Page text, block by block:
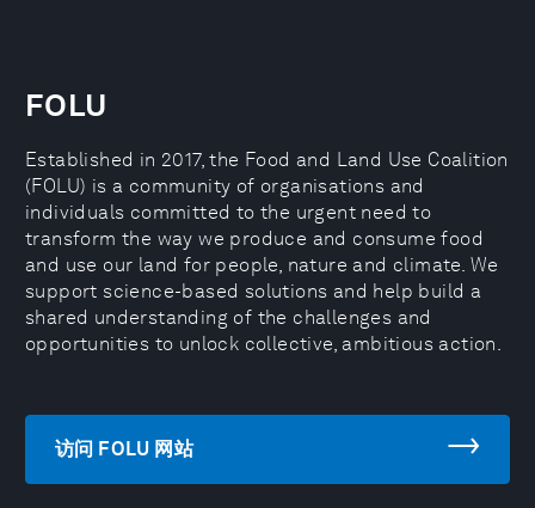
FOLU
Established in 2017, the Food and Land Use Coalition
(FOLU) is a community of organisations and
individuals committed to the urgent need to
transform the way we produce and consume food
and use our land for people, nature and climate. We
support science-based solutions and help build a
shared understanding of the challenges and
opportunities to unlock collective, ambitious action.
访问 FOLU 网站